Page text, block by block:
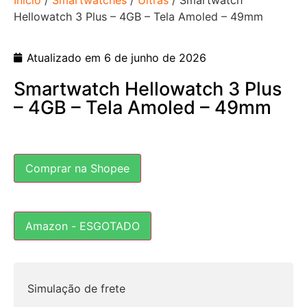
Hellowatch 3 Plus – 4GB – Tela Amoled – 49mm
Atualizado em 6 de junho de 2026
Smartwatch Hellowatch 3 Plus
– 4GB – Tela Amoled – 49mm
Comprar na Shopee
Amazon - ESGOTADO
Simulação de frete